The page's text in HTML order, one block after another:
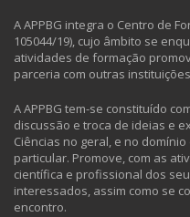
A APPBG integra o Centro de
105044/19), cujo âmbito se
atividades de formação
parceria com outras
A APPBG tem-se constituído
discussão e troca de ideias e
Ciências no geral, e no
particular. Promove, com as
científica e profissional dos
interessados, assim como se
encontro.